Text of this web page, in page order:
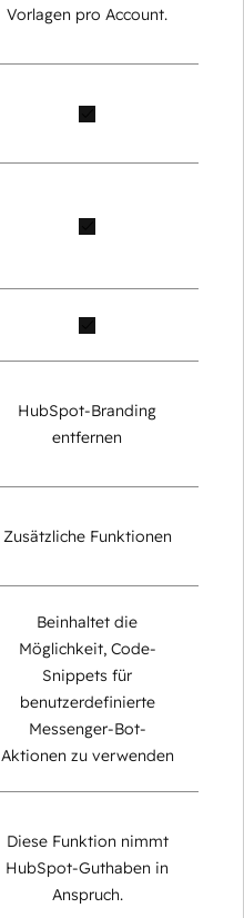
Vorlagen pro Account.
HubSpot-Branding
entfernen
Zusätzliche Funktionen
Beinhaltet die
Möglichkeit, Code-
Snippets für
benutzerdefinierte
Messenger-Bot-
Aktionen zu verwenden
Diese Funktion nimmt
HubSpot-Guthaben in
Anspruch.